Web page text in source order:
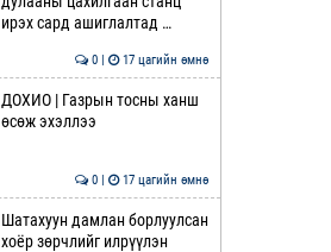
ирэх сард ашиглалтад …
0 | 17 цагийн өмнө
ДОХИО | Газрын тосны ханш
өсөж эхэллээ
0 | 17 цагийн өмнө
Шатахуун дамлан борлуулсан
хоёр зөрчлийг илрүүлэн